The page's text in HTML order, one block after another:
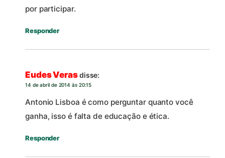
por participar.
Responder
Eudes Verasdisse:
14 de abril de 2014 às 20:15
Antonio Lisboa é como perguntar quanto você
ganha, isso é falta de educação e ética.
Responder